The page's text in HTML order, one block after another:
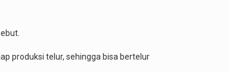
produksi telur, sehingga bisa bertelur